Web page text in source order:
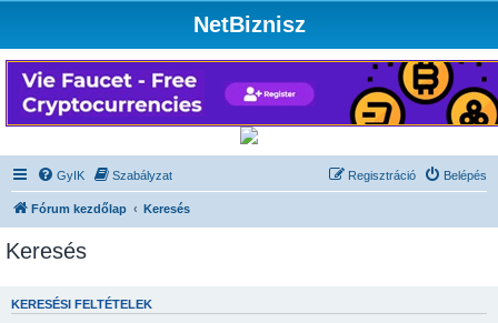
NetBiznisz
GyIK Szabályzat Belépés
Regisztráció
Fórum kezdőlap Keresés
Keresés
KERESÉSI FELTÉTELEK